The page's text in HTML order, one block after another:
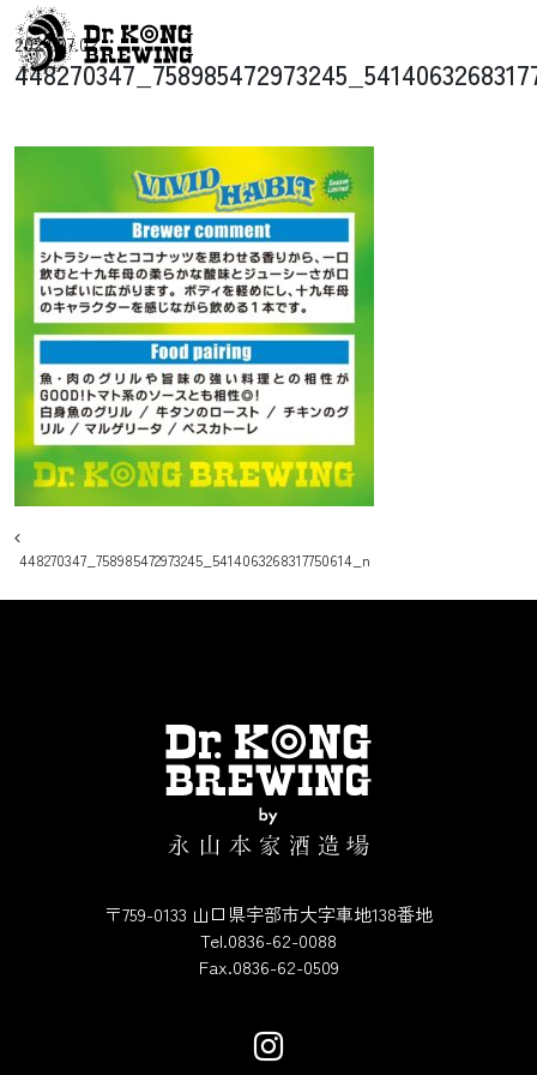
コンテンツへスキップ
メインナビゲーション
2024.07.02
投稿ナビゲーション
448270347_758985472973245_5414063268317750614_n
〒759-0133 山口県宇部市大字車地138番地
Tel.0836-62-0088
Fax.0836-62-0509